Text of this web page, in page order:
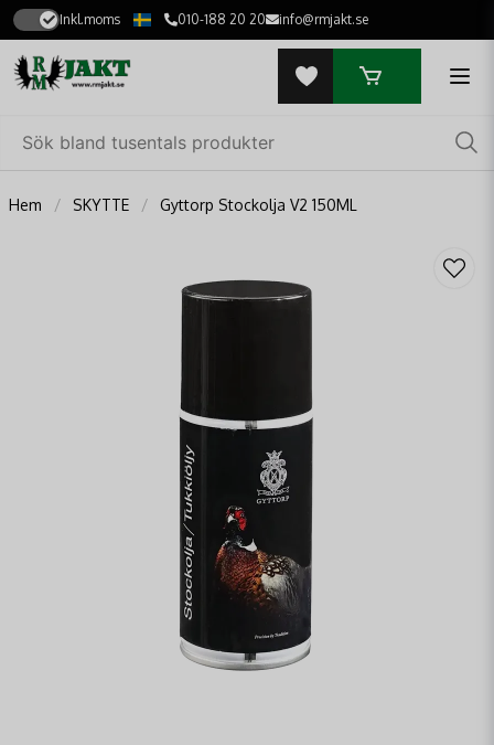
Inkl.moms 010-188 20 20 info@rmjakt.se
Hem SKYTTE Gyttorp Stockolja V2 150ML